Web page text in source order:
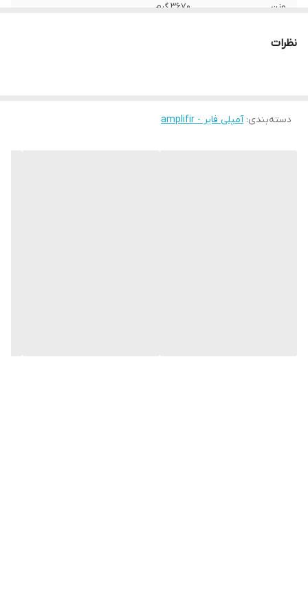
وزن 3670 گرم
ویژگی‌های آمپلی‌فایرنظرات
دسته‌بندی:آمپلی فایر - amplifir